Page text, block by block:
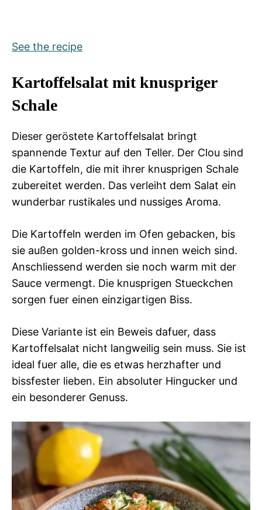
See the recipe
Kartoffelsalat mit knuspriger
Schale
Dieser geröstete Kartoffelsalat bringt
spannende Textur auf den Teller. Der Clou sind
die Kartoffeln, die mit ihrer knusprigen Schale
zubereitet werden. Das verleiht dem Salat ein
wunderbar rustikales und nussiges Aroma.
Die Kartoffeln werden im Ofen gebacken, bis
sie außen golden-kross und innen weich sind.
Anschliessend werden sie noch warm mit der
Sauce vermengt. Die knusprigen Stueckchen
sorgen fuer einen einzigartigen Biss.
Diese Variante ist ein Beweis dafuer, dass
Kartoffelsalat nicht langweilig sein muss. Sie ist
ideal fuer alle, die es etwas herzhafter und
bissfester lieben. Ein absoluter Hingucker und
ein besonderer Genuss.